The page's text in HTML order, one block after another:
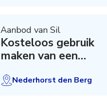
Aanbod van Sil
Kosteloos gebruik
maken van een
Nederhorst den Berg